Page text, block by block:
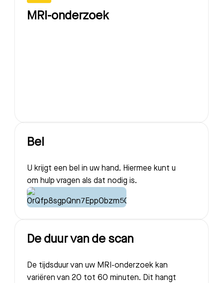
MRI-onderzoek
Bel
U krijgt een bel in uw hand. Hiermee kunt u
om hulp vragen als dat nodig is.
De duur van de scan
De tijdsduur van uw MRI-onderzoek kan
variëren van 20 tot 60 minuten. Dit hangt